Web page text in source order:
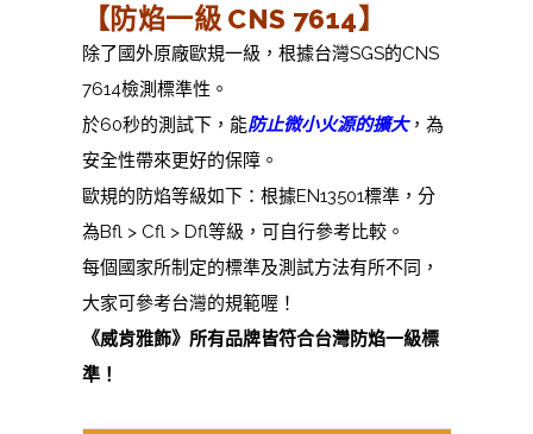
【防焰一級 CNS 7614】
除了國外原廠歐規一級，根據台灣SGS的CNS
7614檢測標準性。
於60秒的測試下，能防止微小火源的擴大，為
安全性帶來更好的保障。
歐規的防焰等級如下：根據EN13501標準，分
為Bfl > Cfl > Dfl等級，可自行參考比較。
每個國家所制定的標準及測試方法有所不同，
大家可參考台灣的規範喔！
《威肯雅飾》所有品牌皆符合台灣防焰一級標
準！